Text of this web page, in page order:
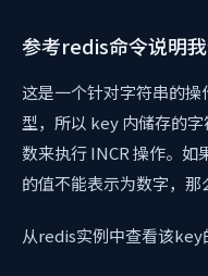
参考redis命令说明
这是一个针对字符串的
型，所以 key 内储存的
数来执行 INCR 操作。如
的值不能表示为数字，那
从redis实例中查看该key